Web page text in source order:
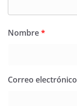
Nombre*
Correo electrónico